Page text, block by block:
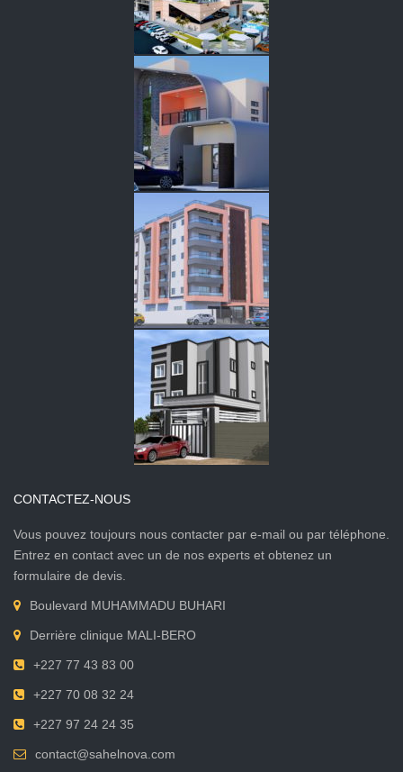
CONTACTEZ-NOUS
Vous pouvez toujours nous contacter par e-mail ou par téléphone.
Entrez en contact avec un de nos experts et obtenez un
formulaire de devis.
Boulevard MUHAMMADU BUHARI
Derrière clinique MALI-BERO
+227 77 43 83 00
+227 70 08 32 24
+227 97 24 24 35
contact@sahelnova.com